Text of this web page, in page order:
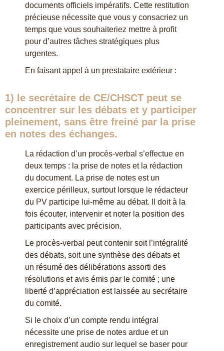
documents officiels impératifs. Cette restitution
précieuse nécessite que vous y consacriez un
temps que vous souhaiteriez mettre à profit
pour d’autres tâches stratégiques plus
urgentes.
En faisant appel à un prestataire extérieur :
1) le secrétaire de CE/CHSCT peut se
concentrer sur les débats et y participer
pleinement, sans être freiné par la prise
en notes des échanges.
La rédaction d’un procès-verbal s’effectue en
deux temps : la prise de notes et la rédaction
du document. La prise de notes est un
exercice périlleux, surtout lorsque le rédacteur
du PV participe lui-même au débat. Il doit à la
fois écouter, intervenir et noter la position des
participants avec précision.
Le procès-verbal peut contenir soit l’intégralité
des débats, soit une synthèse des débats et
un résumé des délibérations assorti des
résolutions et avis émis par le comité ; une
liberté d’appréciation est laissée au secrétaire
du comité.
Si le choix d’un compte rendu intégral
nécessite une prise de notes ardue et un
enregistrement audio sur lequel se baser pour